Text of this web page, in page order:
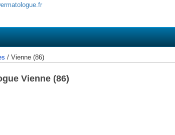
/ Vienne (86)
Vienne (86)